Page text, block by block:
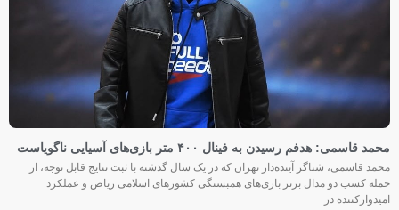
محمد قاسمی: هدفم رسیدن به فینال ۴۰۰ متر بازی‌های آسیایی ناگویاست
محمد قاسمی، شناگر آینده‌دار تهران که در یک سال گذشته با ثبت نتایج قابل توجه، از
جمله کسب دو مدال برنز بازی‌های همبستگی کشورهای اسلامی ریاض و عملکرد
امیدوارکننده در